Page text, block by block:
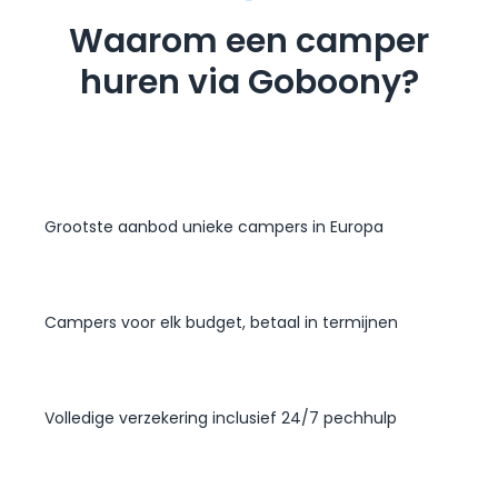
Waarom een camper
huren via Goboony?
Grootste aanbod unieke campers in Europa
Campers voor elk budget, betaal in termijnen
Volledige verzekering inclusief 24/7 pechhulp